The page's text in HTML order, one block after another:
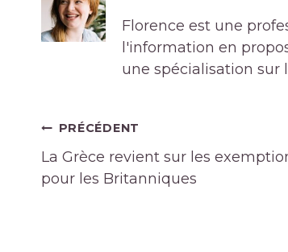
Florence est une
l'information en
une spécialisation sur
Navigation
de
l’article
PRÉCÉDENT
La Grèce revient sur les
pour les Britanniques